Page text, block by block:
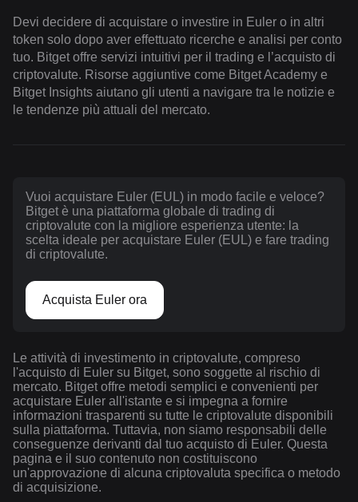
Devi decidere di acquistare o investire in Euler o in altri
token solo dopo aver effettuato ricerche e analisi per conto
tuo. Bitget offre servizi intuitivi per il trading e l’acquisto di
criptovalute. Risorse aggiuntive come Bitget Academy e
Bitget Insights aiutano gli utenti a navigare tra le notizie e
le tendenze più attuali del mercato.
Vuoi acquistare Euler (EUL) in modo facile e veloce?
Bitget è una piattaforma globale di trading di
criptovalute con la migliore esperienza utente: la
scelta ideale per acquistare Euler (EUL) e fare trading
di criptovalute.
Acquista Euler ora
Le attività di investimento in criptovalute, compreso
l'acquisto di Euler su Bitget, sono soggette al rischio di
mercato. Bitget offre metodi semplici e convenienti per
acquistare Euler all'istante e si impegna a fornire
informazioni trasparenti su tutte le criptovalute disponibili
sulla piattaforma. Tuttavia, non siamo responsabili delle
conseguenze derivanti dal tuo acquisto di Euler. Questa
pagina e il suo contenuto non costituiscono
un'approvazione di alcuna criptovaluta specifica o metodo
di acquisizione.